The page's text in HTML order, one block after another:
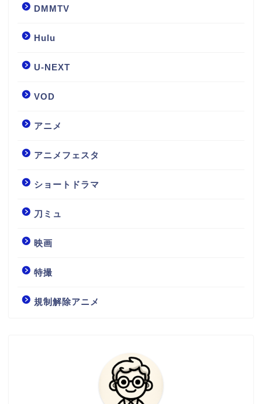
DMMTV
Hulu
U-NEXT
VOD
アニメ
アニメフェスタ
ショートドラマ
刀ミュ
映画
特撮
規制解除アニメ